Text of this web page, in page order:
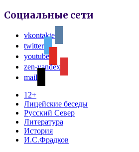
Социальные сети
vkontakte
twitter
youtube
zen-yandex
mail
12+
Лицейские беседы
Русский Север
Литература
История
И.С.Фрадков